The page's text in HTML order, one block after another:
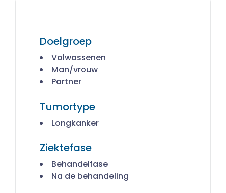
Doelgroep
Volwassenen
Man/vrouw
Partner
Tumortype
Longkanker
Ziektefase
Behandelfase
Na de behandeling